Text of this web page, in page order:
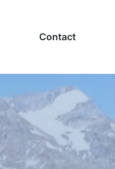
Contact